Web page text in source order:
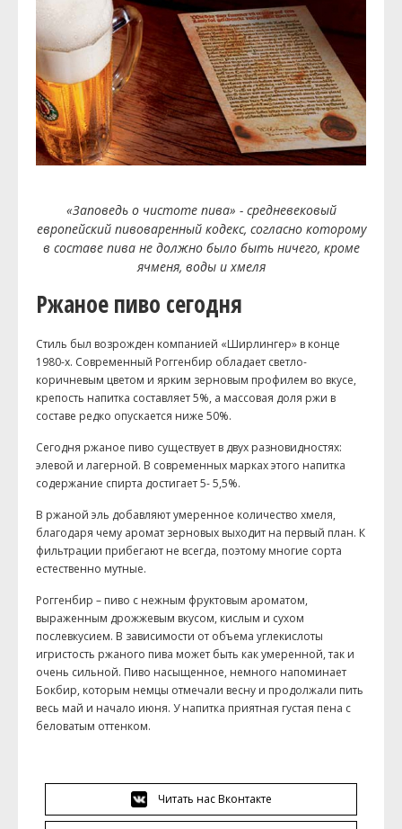
«Заповедь о чистоте пива» - средневековый
европейский пивоваренный кодекс, согласно которому
в составе пива не должно было быть ничего, кроме
ячменя, воды и хмеля
Ржаное пиво сегодня
Стиль был возрожден компанией «Ширлингер» в конце
1980-х. Современный Роггенбир обладает светло-
коричневым цветом и ярким зерновым профилем во вкусе,
крепость напитка составляет 5%, а массовая доля ржи в
составе редко опускается ниже 50%.
Сегодня ржаное пиво существует в двух разновидностях:
элевой и лагерной. В современных марках этого напитка
содержание спирта достигает 5- 5,5%.
В ржаной эль добавляют умеренное количество хмеля,
благодаря чему аромат зерновых выходит на первый план. К
фильтрации прибегают не всегда, поэтому многие сорта
естественно мутные.
Роггенбир – пиво с нежным фруктовым ароматом,
выраженным дрожжевым вкусом, кислым и сухом
послевкусием. В зависимости от объема углекислоты
игристость ржаного пива может быть как умеренной, так и
очень сильной. Пиво насыщенное, немного напоминает
Бокбир, которым немцы отмечали весну и продолжали пить
весь май и начало июня. У напитка приятная густая пена с
беловатым оттенком.
Читать нас Вконтакте